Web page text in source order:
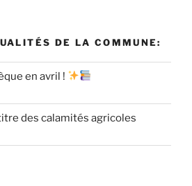
DE LA COMMUNE:
en avril !
des calamités agricoles